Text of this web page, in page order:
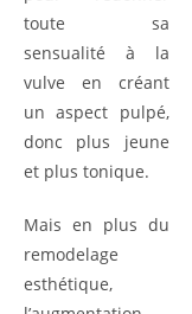
toute sa
sensualité à la
vulve en créant
un aspect pulpé,
donc plus jeune
et plus tonique.
Mais en plus du
remodelage
esthétique,